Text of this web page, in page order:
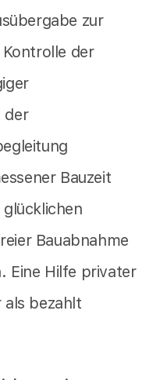
zur
der
der
Bauzeit
Bauabnahme
Eine Hilfe privater
als bezahlt